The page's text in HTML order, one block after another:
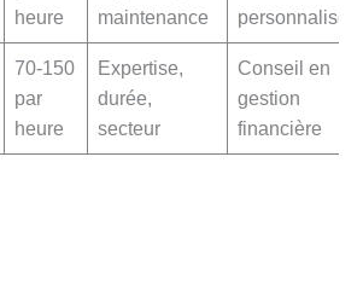
heure
maintenance
personnalisé
70-150
par
heure
Expertise,
durée,
secteur
Conseil en
gestion
financière